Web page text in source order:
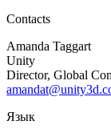
Contacts
Amanda Taggart
Unity
Director, Global
Язык